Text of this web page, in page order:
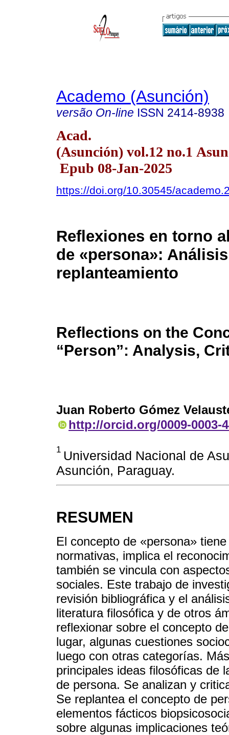
Academo (Asunción)
versão On-line ISSN 2414-8938
Acad.
(Asunción) vol.12 no.1
Epub 08-Jan-2025
https://doi.org/10.30545/
Reflexiones en torno
de «persona»:
replanteamiento
Reflections on the
“Person”: Analysis,
Juan Roberto Gómez
http://orcid.org/0009-0003-
1 Universidad Nacional de
Asunción, Paraguay.
RESUMEN
El concepto de «persona»
normativas, implica el
también se vincula con
sociales. Este trabajo de
revisión bibliográfica y el
literatura filosófica y de otros
reflexionar sobre el concepto
lugar, algunas cuestiones
luego con otras categorías.
principales ideas filosóficas de
de persona. Se analizan y
Se replantea el concepto de
elementos fácticos
sobre algunas implicaciones